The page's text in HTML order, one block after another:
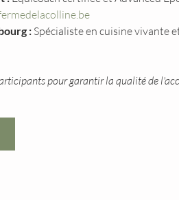
: Spécialiste en cuisine vivante
pour garantir la qualité de